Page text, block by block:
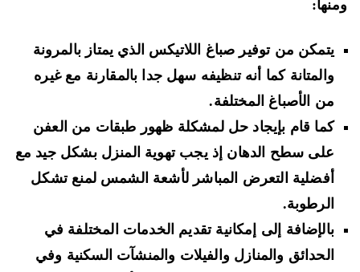
يتمكن من توفير صباغ اللاتيكس الذي يمتاز بالمرونة
والمتانة كما أنه تنظيفه سهل جدا بالمقارنة مع غيره
من الأصباغ المختلفة.
كما قام بإيجاد حل لمشكلة ظهور طبقات من العفن
على سطح الدهان إذ يجب تهوية المنزل بشكل جيد مع
أفضلية التعرض المباشر لأشعة الشمس لمنع تشكل
الرطوبة.
بالإضافة إلى إمكانية تقديم الخدمات المختلفة في
الحدائق والمنازل والفيلات والمنشآت السكنية وفي